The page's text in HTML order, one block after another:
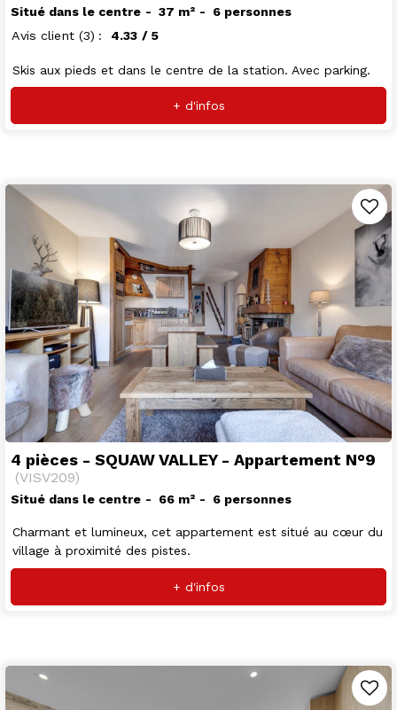
Situé dans le centre 37 m²
6 personnes
Avis client (3) 4.33 / 5
Skis aux pieds et dans le centre de la station. Avec parking.
+ d'infos
4 pièces - SQUAW VALLEY - Appartement N°9
(VISV209)
Situé dans le centre 66 m² 6 personnes
Charmant et lumineux, cet appartement est situé au cœur du
village à proximité des pistes.
+ d'infos